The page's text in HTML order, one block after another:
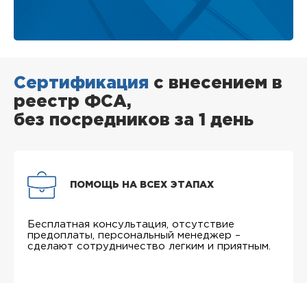
Сертификация с внесением в
реестр ФСА,
без посредников за 1 день
ПОМОЩЬ НА ВСЕХ ЭТАПАХ
Бесплатная консультация, отсутствие
предоплаты, персональный менеджер –
сделают сотрудничество легким и приятным.